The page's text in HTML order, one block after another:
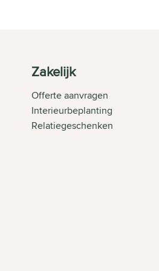
Zakelijk
Offerte aanvragen
Interieurbeplanting
Relatiegeschenken